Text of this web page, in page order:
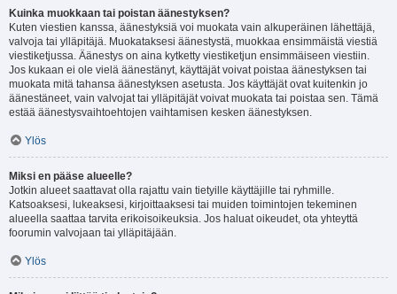
Kuinka muokkaan tai poistan äänestyksen?
Kuten viestien kanssa, äänestyksiä voi muokata vain alkuperäinen lähettäjä,
valvoja tai ylläpitäjä. Muokataksesi äänestystä, muokkaa ensimmäistä viestiä
viestiketjussa. Äänestys on aina kytketty viestiketjun ensimmäiseen viestiin.
Jos kukaan ei ole vielä äänestänyt, käyttäjät voivat poistaa äänestyksen tai
muokata mitä tahansa äänestyksen asetusta. Jos käyttäjät ovat kuitenkin jo
äänestäneet, vain valvojat tai ylläpitäjät voivat muokata tai poistaa sen. Tämä
estää äänestysvaihtoehtojen vaihtamisen kesken äänestyksen.
Ylös
Miksi en pääse alueelle?
Jotkin alueet saattavat olla rajattu vain tietyille käyttäjille tai ryhmille.
Katsoaksesi, lukeaksesi, kirjoittaaksesi tai muiden toimintojen tekeminen
alueella saattaa tarvita erikoisoikeuksia. Jos haluat oikeudet, ota yhteyttä
foorumin valvojaan tai ylläpitäjään.
Ylös